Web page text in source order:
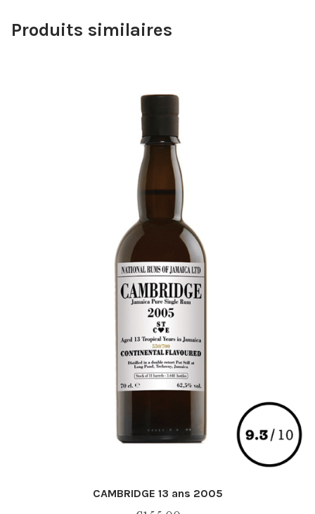
Produits similaires
CAMBRIDGE 13 ans 2005